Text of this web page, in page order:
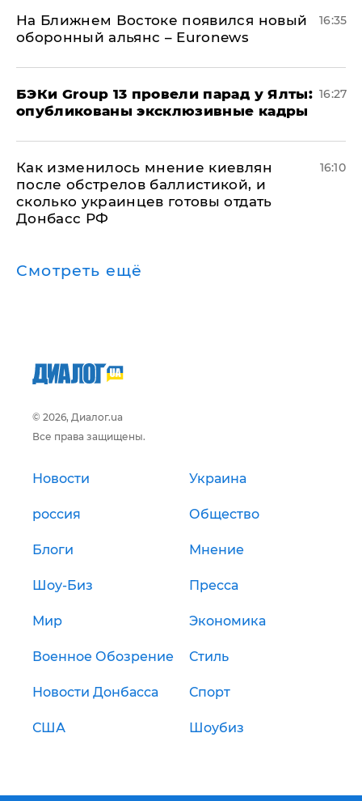
На Ближнем Востоке появился новый
оборонный альянс – Euronews
16:35
​БЭКи Group 13 провели парад у Ялты:
опубликованы эксклюзивные кадры
16:27
Как изменилось мнение киевлян
после обстрелов баллистикой, и
сколько украинцев готовы отдать
Донбасс РФ
16:10
Смотреть ещё
© 2026, Диалог.ua
Все права защищены.
Новости Украина
россия Общество
Блоги Мнение
Шоу-Биз Пресса
Мир Экономика
Военное Обозрение Стиль
Новости Донбасса Спорт
США Шоубиз